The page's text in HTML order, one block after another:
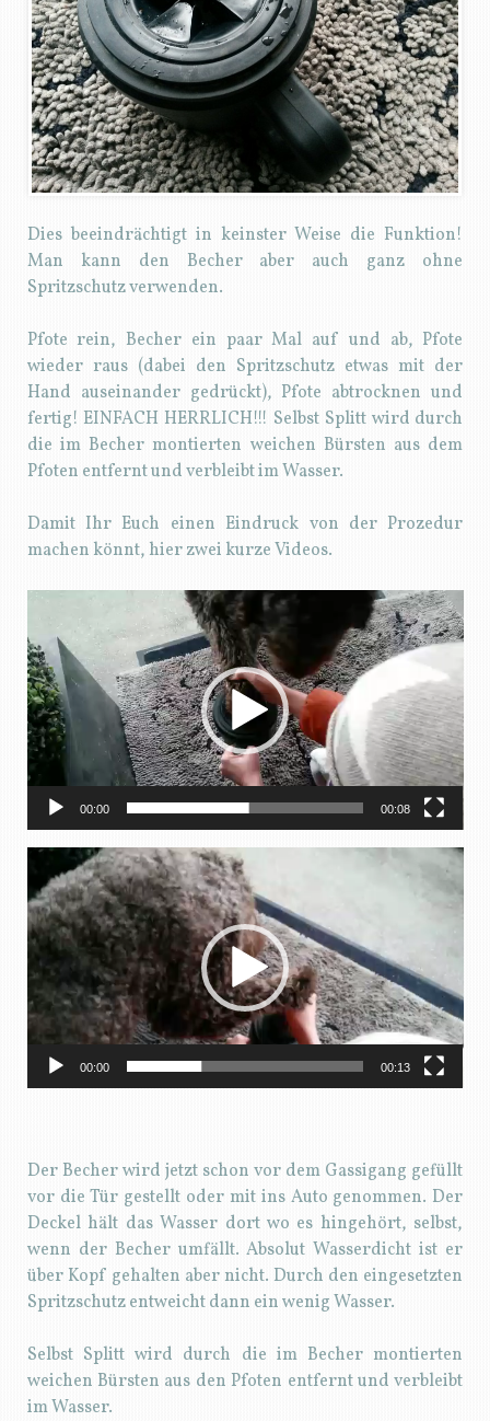
Dies beeindrächtigt in keinster Weise die Funktion!
Man kann den Becher aber auch ganz ohne
Spritzschutz verwenden.
Pfote rein, Becher ein paar Mal auf und ab, Pfote
wieder raus (dabei den Spritzschutz etwas mit der
Hand auseinander gedrückt), Pfote abtrocknen und
fertig! EINFACH HERRLICH!!! Selbst Splitt wird durch
die im Becher montierten weichen Bürsten aus dem
Pfoten entfernt und verbleibt im Wasser.
Damit Ihr Euch einen Eindruck von der Prozedur
machen könnt, hier zwei kurze Videos.
Player
00:00 00:08
Video-
Player
00:00 00:13
Der Becher wird jetzt schon vor dem Gassigang gefüllt
vor die Tür gestellt oder mit ins Auto genommen. Der
Deckel hält das Wasser dort wo es hingehört, selbst,
wenn der Becher umfällt. Absolut Wasserdicht ist er
über Kopf gehalten aber nicht. Durch den eingesetzten
Spritzschutz entweicht dann ein wenig Wasser.
Selbst Splitt wird durch die im Becher montierten
weichen Bürsten aus den Pfoten entfernt und verbleibt
im Wasser.